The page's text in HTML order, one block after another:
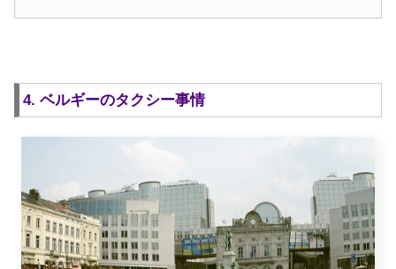
4. ベルギーのタクシー事情